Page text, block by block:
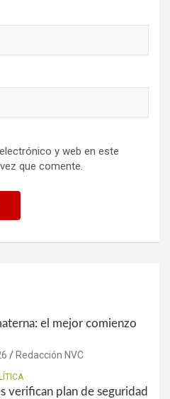
y web en este
que comente.
el mejor comienzo
Redacción NVC
verifican plan de seguridad